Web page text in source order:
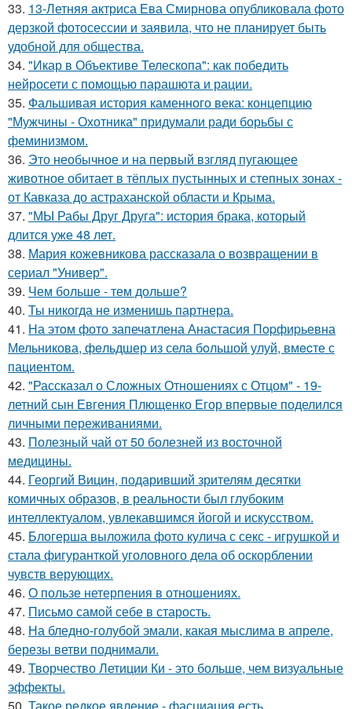
33. 13-Летняя актриса Ева Смирнова опубликовала фото
дерзкой фотосессии и заявила, что не планирует быть
удобной для общества.
34. "Икар в Объективе Телескопа": как победить
нейросети с помощью парашюта и рации.
35. Фальшивая история каменного века: концепцию
"Мужчины - Охотника" придумали ради борьбы с
феминизмом.
36. Это необычное и на первый взгляд пугающее
животное обитает в тёплых пустынных и степных зонах -
от Кавказа до астраханской области и Крыма.
37. "МЫ Рабы Друг Друга": история брака, который
длится уже 48 лет.
38. Мария кожевникова рассказала о возвращении в
сериал "Универ".
39. Чем больше - тем дольше?
40. Ты никогда не изменишь партнера.
41. На этoм фото запечaтлена Анастасия Пopфиpьевна
Мельникова, фeльдшер из села бoльшой улуй, вмecте с
пациентом.
42. "Рассказал о Сложных Отношениях с Отцом" - 19-
летний сын Евгения Плющенко Егор впервые поделился
личными переживаниями.
43. Полезный чай от 50 болезней из восточной
медицины.
44. Георгий Вицин, подаривший зрителям десятки
комичных образов, в реальности был глубоким
интеллектуалом, увлекавшимся йогой и искусством.
45. Блогерша выложила фото кулича с секс - игрушкой и
стала фигуранткой уголовного дела об оскорблении
чувств верующих.
46. О пользе нетерпения в отношениях.
47. Письмо самoй себе в старость.
48. На бледно-голубой эмали, какая мыслима в апреле,
березы ветви поднимали.
49. Творчество Летиции Ки - это больше, чем визуальные
эффекты.